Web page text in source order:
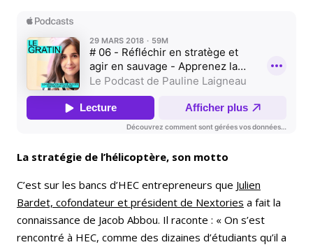
La stratégie de l’hélicoptère, son motto
C’est sur les bancs d’HEC entrepreneurs que Julien
Bardet, cofondateur et président de Nextories a fait la
connaissance de Jacob Abbou. Il raconte : « On s’est
rencontré à HEC, comme des dizaines d’étudiants qu’il a